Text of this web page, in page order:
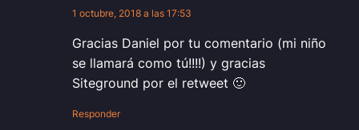
1 octubre, 2018 a las 17:53
Gracias Daniel por tu comentario (mi niño
se llamará como tú!!!!) y gracias
Siteground por el retweet 🙂
Responder